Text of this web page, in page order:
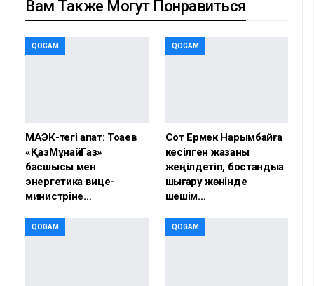
Вам Также Могут Понравиться
QOGAM
МАЭК-тегі апат: Тоқаев
«ҚазМұнайГаз»
басшысы мен
энергетика вице-
министріне…
QOGAM
Сот Ермек Нарымбайға
кесілген жазаны
жеңілдетіп, бостандыққа
шығару жөнінде
шешім…
QOGAM QOGAM